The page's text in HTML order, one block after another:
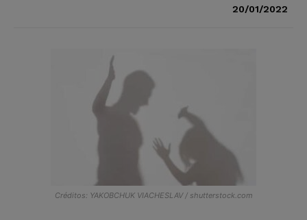
20/01/2022
Créditos: YAKOBCHUK VIACHESLAV / shutterstock.com